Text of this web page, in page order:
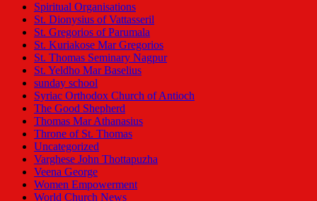
Spiritual Organisations
St. Dionysius of Vattasseril
St. Gregorios of Parumala
St. Kuriakose Mar Gregorios
St. Thomas Seminary Nagpur
St. Yeldho Mar Baselius
sunday school
Syriac Orthodox Church of Antioch
The Good Shepherd
Thomas Mar Athanasius
Throne of St. Thomas
Uncategorized
Varghese John Thottapuzha
Veena George
Women Empowerment
World Church News